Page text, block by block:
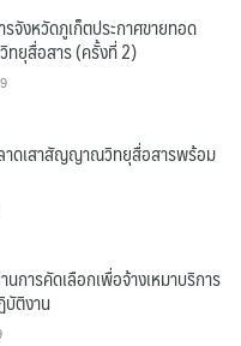
จังหวัดภูเก็ตประกาศขายทอด
ยุสื่อสาร (ครั้งที่ 2)
าดเสาสัญญาณวิทยุสื่อสารพร้อม
การคัดเลือกเพื่อจ้างเหมาบริการ
บัติงาน